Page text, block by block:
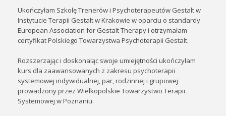
Ukończyłam Szkołę Trenerów i Psychoterapeutów Gestalt w
Instytucie Terapii Gestalt w Krakowie w oparciu o standardy
European Association for Gestalt Therapy i otrzymałam
certyfikat Polskiego Towarzystwa Psychoterapii Gestalt.
Rozszerzając i doskonaląc swoje umiejętności ukończyłam
kurs dla zaawansowanych z zakresu psychoterapii
systemowej indywidualnej, par, rodzinnej i grupowej
prowadzony przez Wielkopolskie Towarzystwo Terapii
Systemowej w Poznaniu.